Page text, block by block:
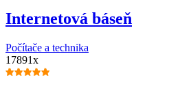
Internetová báseň
Počítače a technika
17891x